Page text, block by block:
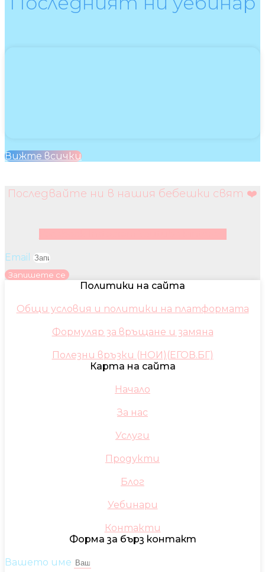
Вижте всички
Последвайте ни в нашия бебешки свят ❤️
Email
Запишете се
Политики на сайта
Общи условия и политики на платформата
Формуляр за връщане и замяна
Полезни връзки (НОИ)(ЕГОВ.БГ)
Карта на сайта
Начало
За нас
Услуги
Продукти
Блог
Уебинари
Контакти
Форма за бърз контакт
Вашето име